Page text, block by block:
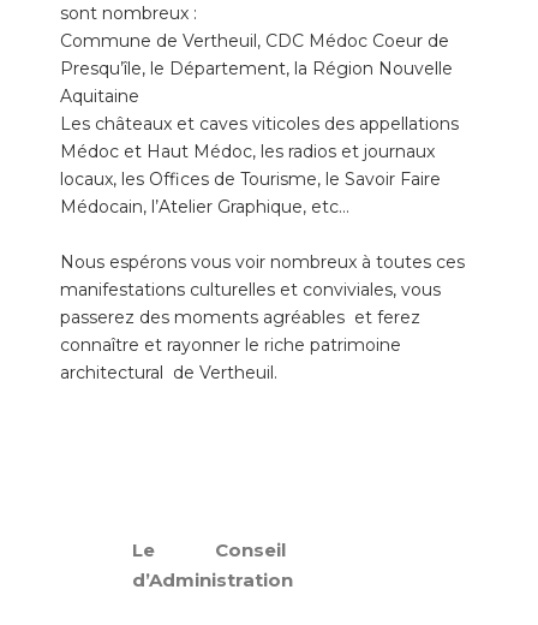
sont nombreux :
Commune de Vertheuil, CDC Médoc Coeur de
Presqu’île, le Département, la Région Nouvelle
Aquitaine
Les châteaux et caves viticoles des appellations
Médoc et Haut Médoc, les radios et journaux
locaux, les Offices de Tourisme, le Savoir Faire
Médocain, l’Atelier Graphique, etc…
Nous espérons vous voir nombreux à toutes ces
manifestations culturelles et conviviales, vous
passerez des moments agréables et ferez
connaître et rayonner le riche patrimoine
architectural de Vertheuil.
Le Conseil
d’Administration